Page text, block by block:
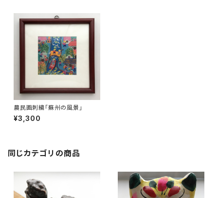
農民画刺繍「蘇州の風景」
¥3,300
同じカテゴリの商品